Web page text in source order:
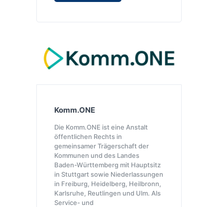
Komm.ONE
Die Komm.ONE ist eine Anstalt
öffentlichen Rechts in
gemeinsamer Trägerschaft der
Kommunen und des Landes
Baden-Württemberg mit Hauptsitz
in Stuttgart sowie Niederlassungen
in Freiburg, Heidelberg, Heilbronn,
Karlsruhe, Reutlingen und Ulm. Als
Service- und